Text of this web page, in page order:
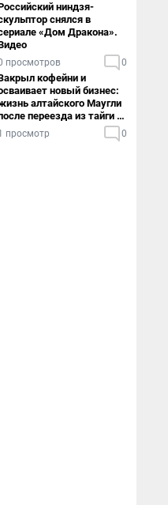
ниндзя-
снялся в
«Дом Дракона».
просмотров 0
кофейни и
новый бизнес:
алтайского Маугли
переезда из тайги в
просмотр 0